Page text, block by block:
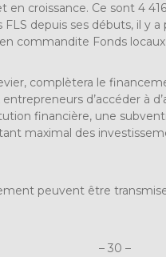
en croissance. Ce sont 4
depuis ses débuts, il y
commandite Fonds
complètera le
d’accéder à
financière, une
maximal des
peuvent être
– 30 –